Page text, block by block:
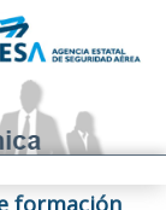
formación